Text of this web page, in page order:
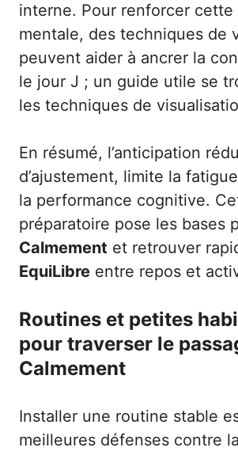
interne. Pour renforcer cette
mentale, des techniques de
peuvent aider à ancrer la
le jour J ; un guide utile se
les techniques de
En résumé, l’anticipation
d’ajustement, limite la
la performance cognitive.
préparatoire pose les bases
Calmement et retrouver
EquiLibre entre repos et
Routines et petites
pour traverser le
Calmement
Installer une routine stable
meilleures défenses contre la